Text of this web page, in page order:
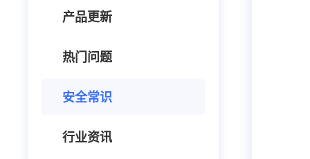
产品更新
热门问题
安全常识
行业资讯